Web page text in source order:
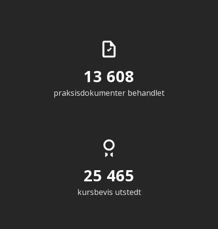
13 608
praksisdokumenter behandlet
25 465
kursbevis utstedt